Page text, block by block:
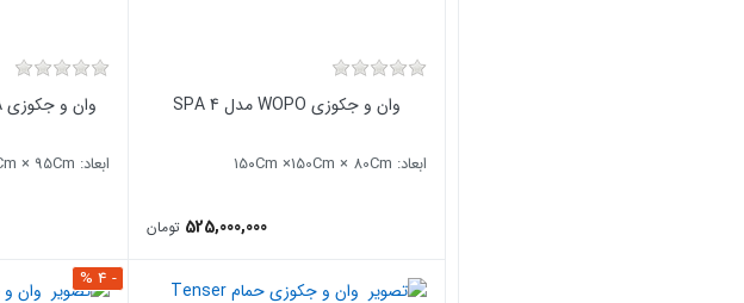
وان و جکوزی WOPO مدل SPA 4
ابعاد: ۱5۰Cm ×150Cm × 80Cm
525,000,000 تومان
وان و جکوزی ARKA مدل A-ja215 گرد
ابعاد: 185Cm ×185Cm × 95Cm
- 4 %